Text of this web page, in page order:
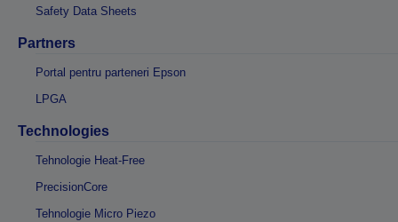
Safety Data Sheets
Partners
Portal pentru parteneri Epson
LPGA
Technologies
Tehnologie Heat-Free
PrecisionCore
Tehnologie Micro Piezo